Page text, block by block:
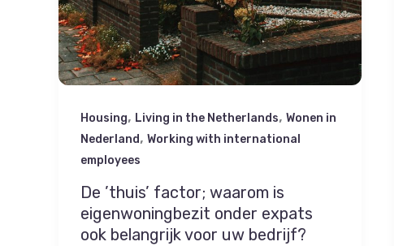
Housing, Living in the Netherlands, Wonen in
Nederland, Working with international
employees
De ’thuis’ factor; waarom is
eigenwoningbezit onder expats
ook belangrijk voor uw bedrijf?